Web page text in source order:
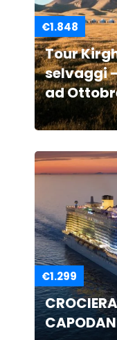
€1.848
Tour
selvaggi
ad
€1.299